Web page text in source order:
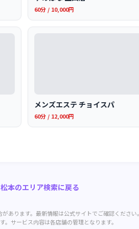
60分 / 10,000円
メンズエステ チョイスパ
60分 / 12,000円
本のエリア検索に戻る
あります。最新情報は公式サイトでご確認ください
サービス内容は各店舗の管理となります。